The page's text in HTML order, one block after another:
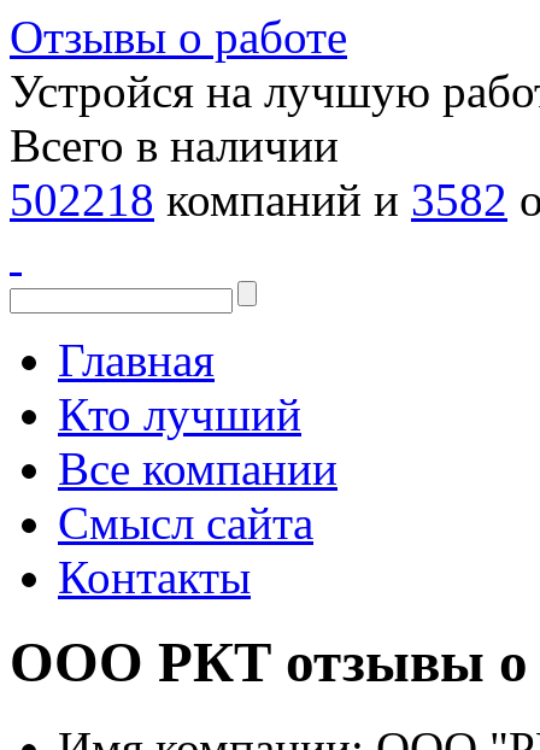
Отзывы о работе
Устройся на лучшую
Всего в наличии
502218 компаний и 3582
Главная
Кто лучший
Все компании
Смысл сайта
Контакты
ООО РКТ отзывы о